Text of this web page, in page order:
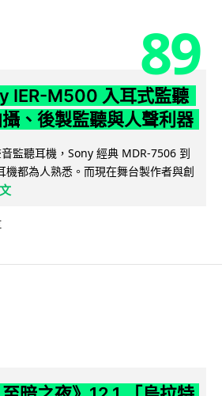
89
IER-M500 入耳式監聽
、後製監聽與人聲利器
監聽耳機，Sony 經典 MDR-7506 到
機都為人熟悉。而現在舞台製作者與創